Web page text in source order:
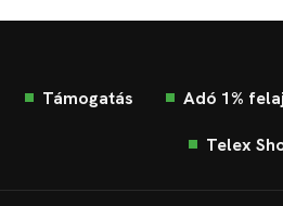
Támogatás Adó 1%
Telex